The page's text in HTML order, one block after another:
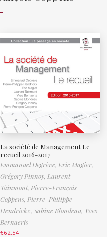
La société de Management Le
recueil 2016-2017
Emmanuel Degrève, Eric Magier,
Grégory Pinnoy, Laurent
Tainmont, Pierre-François
Coppens, Pierre-Philippe
Hendrickx, Sabine Blondeau, Yves
Bernaerts
€62,54